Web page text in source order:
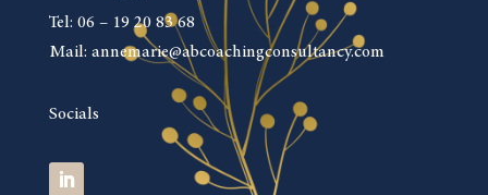
Tel: 06 – 19 20 83 68
Mail: annemarie@abcoachingconsultancy.com
Socials